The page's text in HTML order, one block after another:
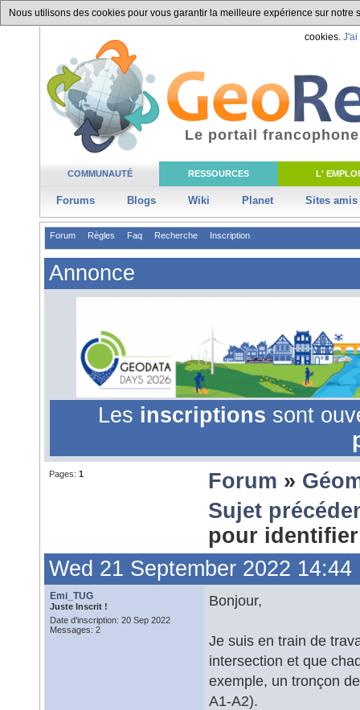
Nous utilisons des cookies pour vous garantir la meilleure expérience sur
cookies. J'ai
COMMUNAUTÉ RESSOURCES L' EMPLOI
Forums Blogs Wiki Planet Sites amis
Le portail
Forum Règles Faq Recherche Inscription
Annonce
Les inscriptions sont
Pages: 1 Forum »
Sujet
pour
Wed 21 September 2022 14:44
Emi_TUG
Juste Inscrit !
Date d'inscription: 20 Sep 2022
Messages: 2
Bonjour,
Je suis en train de
intersection et que
exemple, un tronçon
A1-A2).